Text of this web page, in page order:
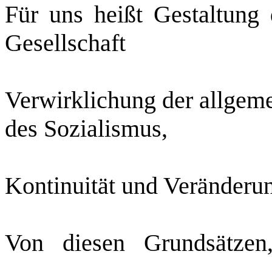
Für uns heißt Gestaltung
Gesellschaft
Verwirklichung der
des Sozialismus,
Kontinuität und
Von diesen